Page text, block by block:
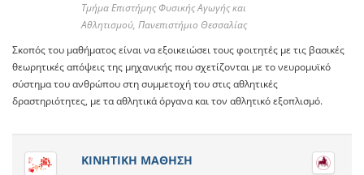
Τμήμα Επιστήμης Φυσικής Αγωγής και
Αθλητισμού, Πανεπιστήμιο Θεσσαλίας
Σκοπός του μαθήματος είναι να εξοικειώσει τους φοιτητές με τις βασικές
θεωρητικές απόψεις της μηχανικής που σχετίζονται με το νευρομυϊκό
σύστημα του ανθρώπου στη συμμετοχή του στις αθλητικές
δραστηριότητες, με τα αθλητικά όργανα και τον αθλητικό εξοπλισμό.
ΚΙΝΗΤΙΚΗ ΜΑΘΗΣΗ